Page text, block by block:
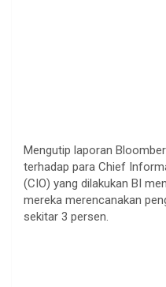
Mengutip laporan
terhadap para Chief
(CIO) yang dilakukan BI
mereka merencanakan
sekitar 3 persen.